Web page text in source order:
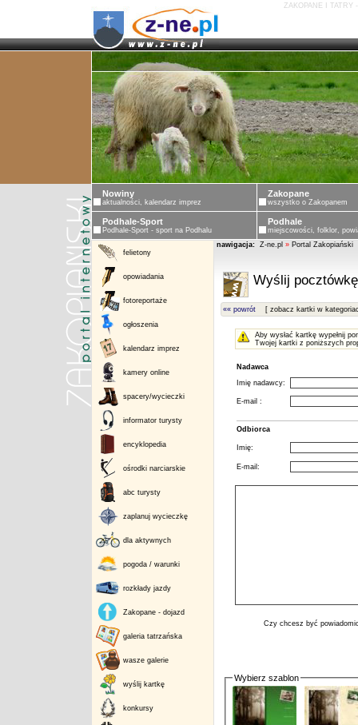
ZAKOPANE I TATRY
Nowiny
aktualności, kalendarz imprez
Zakopane
wszystko o Zakopanem
Podhale-Sport
Podhale-Sport - sport na Podhalu
Podhale
miejscowości, folklor,
felietony
opowiadania
fotoreportaże
ogłoszenia
kalendarz imprez
kamery online
spacery/wycieczki
informator turysty
encyklopedia
ośrodki narciarskie
abc turysty
zaplanuj wycieczkę
dla aktywnych
pogoda / warunki
rozkłady jazdy
Zakopane - dojazd
galeria tatrzańska
wasze galerie
wyślij kartkę
konkursy
nawigacja: Z-ne.pl » Portal Zakopiański
Wyślij
«« powrót [ zobacz kartki w
Aby wysłać kartkę wypełnij
Twojej kartki z poniższych
Nadawca
Imię nadawcy:
E-mail :
Odbiorca
Imię:
E-mail:
Czy chcesz być
Wybierz szablon